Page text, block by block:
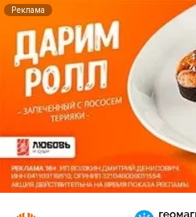
Реклама